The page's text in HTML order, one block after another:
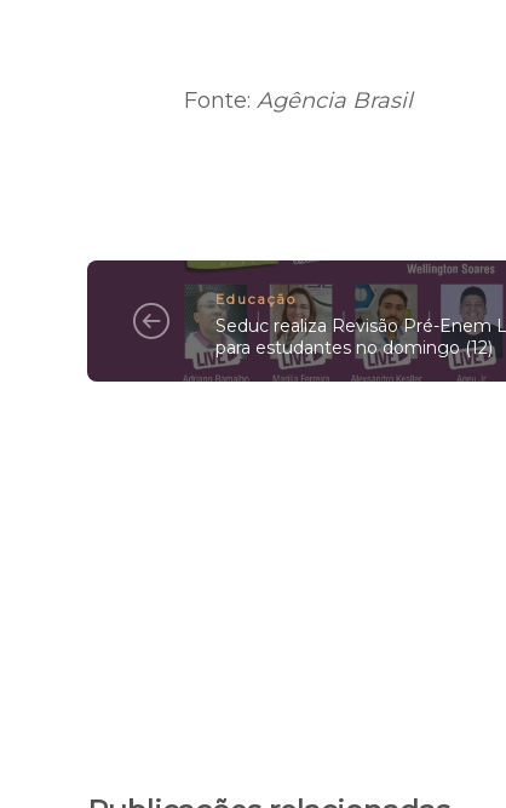
Fonte: Agência Brasil
Educação
Seduc realiza Revisão Pré-Enem
para estudantes no domingo (12)